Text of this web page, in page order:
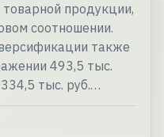
продукции,
соотношении.
также
493,5 тыс.
тыс. руб.…